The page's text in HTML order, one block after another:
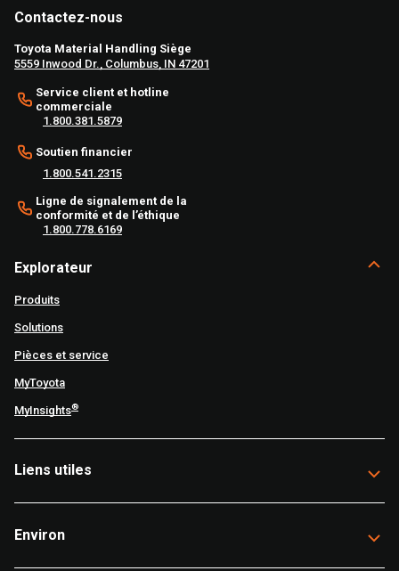
Contactez-nous
Toyota Material Handling Siège
5559 Inwood Dr., Columbus, IN 47201
Service client et hotline
commerciale
1.800.381.5879
Soutien financier
1.800.541.2315
Ligne de signalement de la
conformité et de l’éthique
1.800.778.6169
Explorateur
Produits
Solutions
Pièces et service
MyToyota
MyInsights®
Liens utiles
Environ